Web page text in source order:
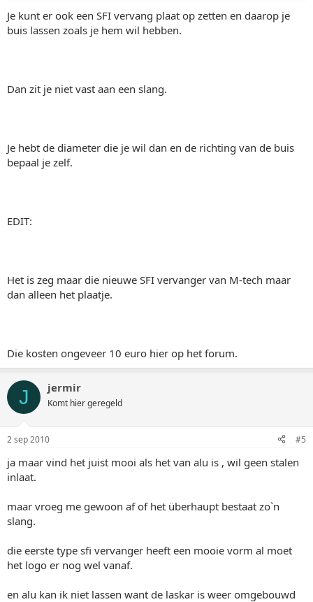
Je kunt er ook een SFI vervang plaat op zetten en daarop je
buis lassen zoals je hem wil hebben.
Dan zit je niet vast aan een slang.
Je hebt de diameter die je wil dan en de richting van de buis
bepaal je zelf.
EDIT:
Het is zeg maar die nieuwe SFI vervanger van M-tech maar
dan alleen het plaatje.
Die kosten ongeveer 10 euro hier op het forum.
J jermir
Komt hier geregeld
2 sep 2010 #5
ja maar vind het juist mooi als het van alu is , wil geen stalen
inlaat.
maar vroeg me gewoon af of het überhaupt bestaat zo`n
slang.
die eerste type sfi vervanger heeft een mooie vorm al moet
het logo er nog wel vanaf.
en alu kan ik niet lassen want de laskar is weer omgebouwd